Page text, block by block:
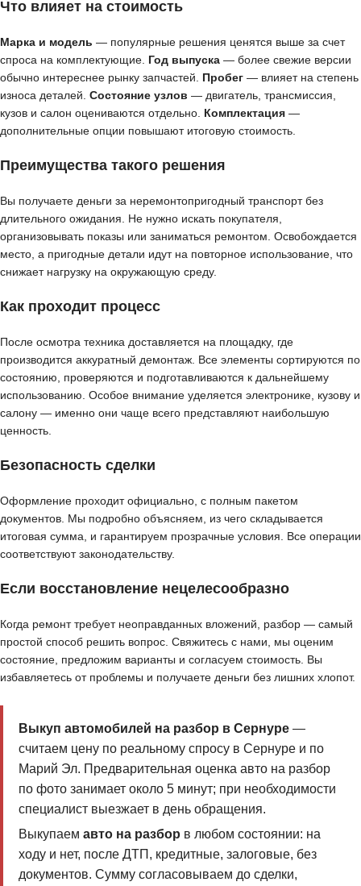
Что влияет на стоимость
Марка и модель — популярные решения ценятся выше за счет
спроса на комплектующие. Год выпуска — более свежие версии
обычно интереснее рынку запчастей. Пробег — влияет на степень
износа деталей. Состояние узлов — двигатель, трансмиссия,
кузов и салон оцениваются отдельно. Комплектация —
дополнительные опции повышают итоговую стоимость.
Преимущества такого решения
Вы получаете деньги за неремонтопригодный транспорт без
длительного ожидания. Не нужно искать покупателя,
организовывать показы или заниматься ремонтом. Освобождается
место, а пригодные детали идут на повторное использование, что
снижает нагрузку на окружающую среду.
Как проходит процесс
После осмотра техника доставляется на площадку, где
производится аккуратный демонтаж. Все элементы сортируются по
состоянию, проверяются и подготавливаются к дальнейшему
использованию. Особое внимание уделяется электронике, кузову и
салону — именно они чаще всего представляют наибольшую
ценность.
Безопасность сделки
Оформление проходит официально, с полным пакетом
документов. Мы подробно объясняем, из чего складывается
итоговая сумма, и гарантируем прозрачные условия. Все операции
соответствуют законодательству.
Если восстановление нецелесообразно
Когда ремонт требует неоправданных вложений, разбор — самый
простой способ решить вопрос. Свяжитесь с нами, мы оценим
состояние, предложим варианты и согласуем стоимость. Вы
избавляетесь от проблемы и получаете деньги без лишних хлопот.
Выкуп автомобилей на разбор в Сернуре—
считаем цену по реальному спросу в Сернуре и по
Марий Эл. Предварительная оценка авто на разбор
по фото занимает около 5 минут; при необходимости
специалист выезжает в день обращения.
Выкупаем авто на разбор в любом состоянии: на
ходу и нет, после ДТП, кредитные, залоговые, без
документов. Сумму согласовываем до сделки,